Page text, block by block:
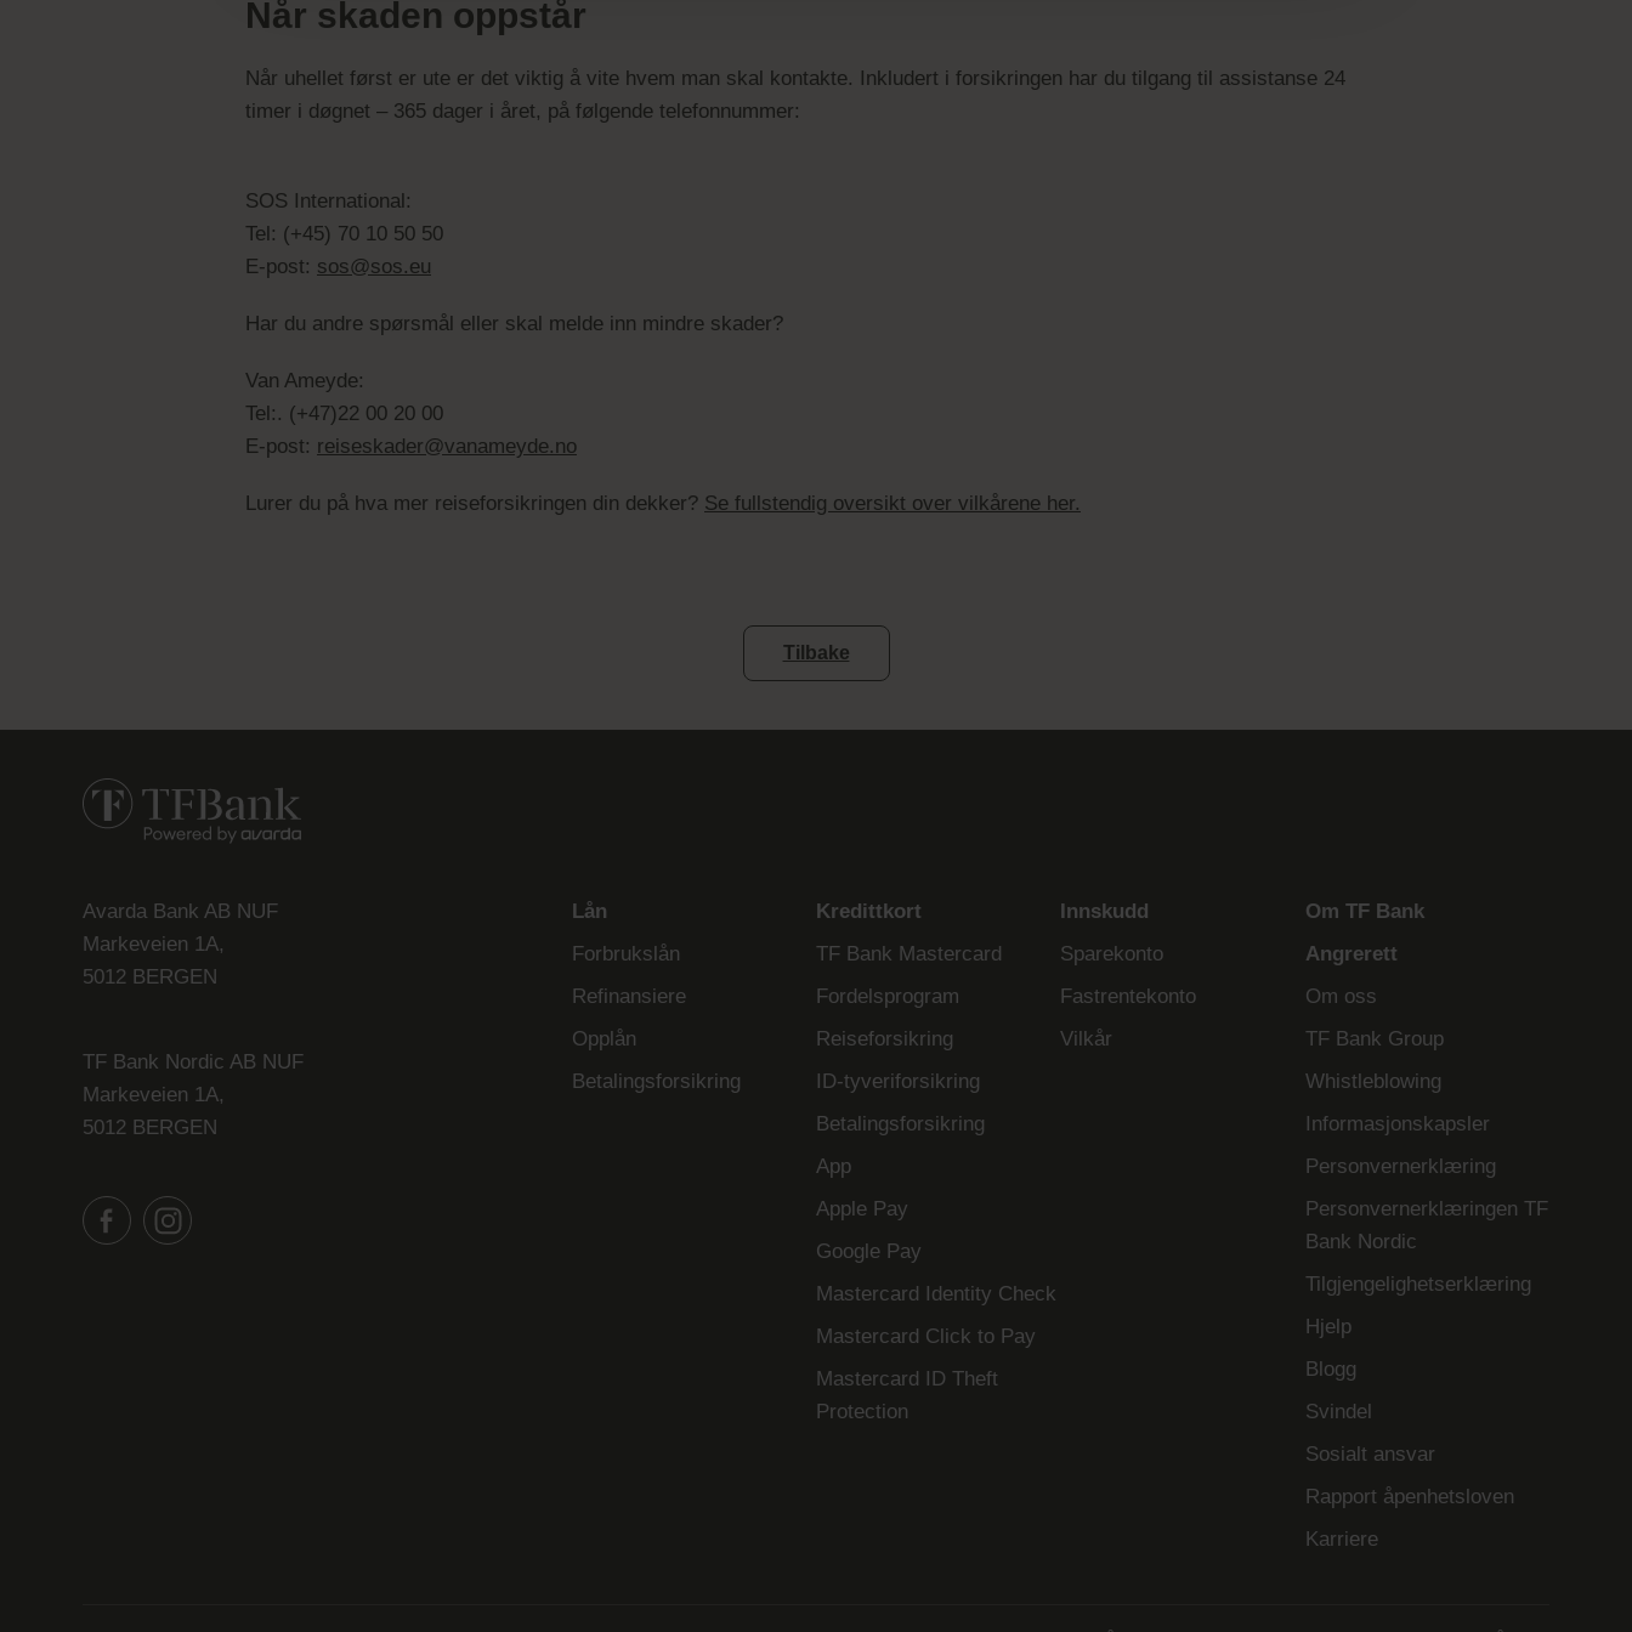
Når skaden oppstår
Når uhellet først er ute er det viktig å vite hvem man skal kontakte. Inkludert i forsikringen har du tilgang til assistanse 24
timer i døgnet – 365 dager i året, på følgende telefonnummer:
SOS International:
Tel: (+45) 70 10 50 50
E-post: sos@sos.eu
Har du andre spørsmål eller skal melde inn mindre skader?
Van Ameyde:
Tel:. (+47)22 00 20 00
E-post: reiseskader@vanameyde.no
Lurer du på hva mer reiseforsikringen din dekker? Se fullstendig oversikt over vilkårene her.
Tilbake
Avarda Bank AB NUF
Markeveien 1A,
5012 BERGEN
TF Bank Nordic AB NUF
Markeveien 1A,
5012 BERGEN
Lån
Forbrukslån
Refinansiere
Opplån
Betalingsforsikring
Kredittkort
TF Bank Mastercard
Fordelsprogram
Reiseforsikring
ID-tyveriforsikring
Betalingsforsikring
App
Apple Pay
Google Pay
Mastercard Identity Check
Mastercard Click to Pay
Mastercard ID Theft
Protection
Innskudd
Sparekonto
Fastrentekonto
Vilkår
Om TF Bank
Angrerett
Om oss
TF Bank Group
Whistleblowing
Informasjonskapsler
Personvernerklæring
Personvernerklæringen TF
Bank Nordic
Tilgjengelighetserklæring
Hjelp
Blogg
Svindel
Sosialt ansvar
Rapport åpenhetsloven
Karriere